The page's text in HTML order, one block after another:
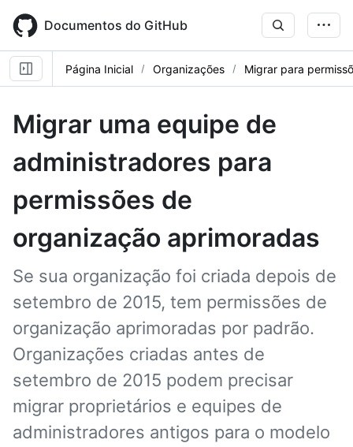
main
content
Documentos do GitHub
Página Inicial Organizações Migrar para
Migrar uma equipe de
administradores para
permissões de
organização aprimoradas
Se sua organização foi criada depois de
setembro de 2015, tem permissões de
organização aprimoradas por padrão.
Organizações criadas antes de
setembro de 2015 podem precisar
migrar proprietários e equipes de
administradores antigos para o modelo